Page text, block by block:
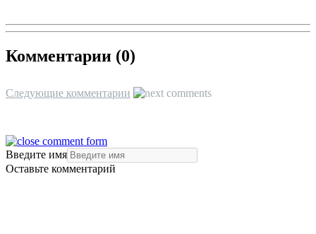
Комментарии (0)
Следующие комментарии
Введите имя
Оставьте комментарий